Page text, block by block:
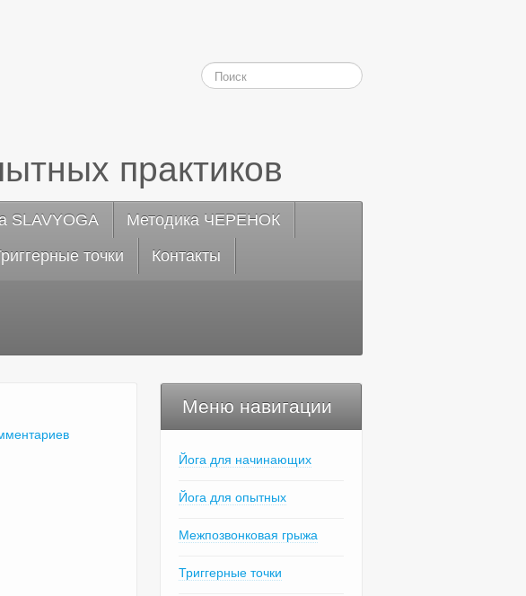
практиков
SLAVYOGA
Методика ЧЕРЕНОК
точки Контакты
Меню навигации
Йога для начинающих
Йога для опытных
Межпозвонковая грыжа
Триггерные точки